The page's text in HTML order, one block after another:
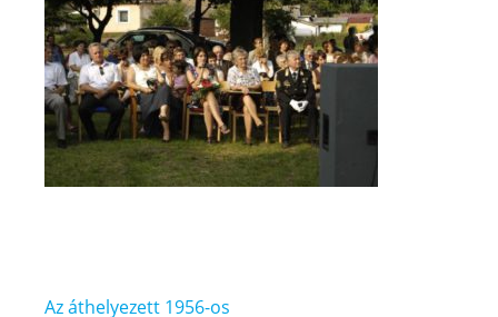
Bejegyzés
Az áthelyezett 1956-os